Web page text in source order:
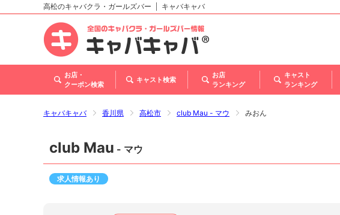
北海道
東北
甲信越・北陸
関西
高松のキャバクラ・ガールズバー キャバキャバ
お店・
クーポン検索
キャスト検索
お店
ランキング
キャスト
ランキング
キャバキャバ 香川県 高松市 club Mau - マウ みおん
club Mau - マウ
求人情報あり